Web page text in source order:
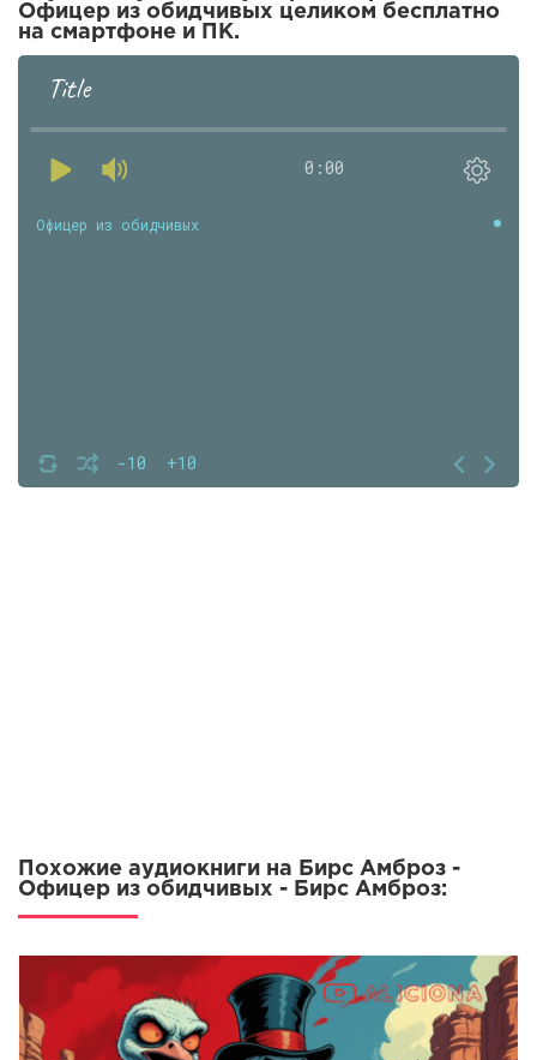
Офицер из обидчивых целиком бесплатно
на смартфоне и ПК.
Title
0:00
-10 +10
Офицер из обидчивых
Похожие аудиокниги на Бирс Амброз -
Офицер из обидчивых - Бирс Амброз: